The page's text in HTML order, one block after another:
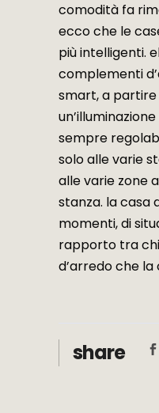
comodità fa
ecco che le
più intelligenti.
complementi
smart, a partire
sempre
solo alle varie
alle varie zone
stanza. la casa
momenti, di
rapporto tra
d’arredo che
share